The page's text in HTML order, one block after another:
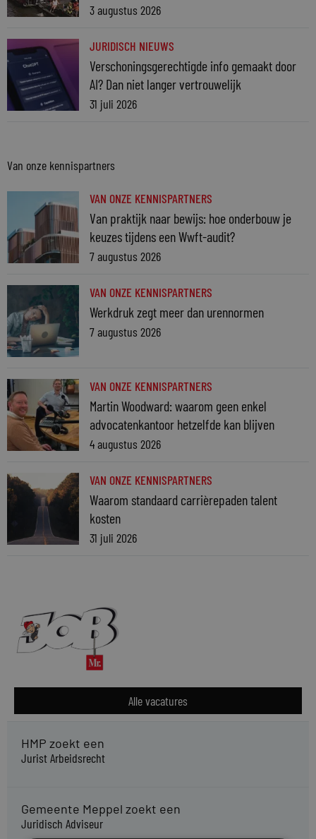
3 augustus 2026
JURIDISCH NIEUWS
Verschoningsgerechtigde info gemaakt door
AI? Dan niet langer vertrouwelijk
31 juli 2026
Van onze kennispartners
VAN ONZE KENNISPARTNERS
Van praktijk naar bewijs: hoe onderbouw je
keuzes tijdens een Wwft-audit?
7 augustus 2026
VAN ONZE KENNISPARTNERS
Werkdruk zegt meer dan urennormen
7 augustus 2026
VAN ONZE KENNISPARTNERS
Martin Woodward: waarom geen enkel
advocatenkantoor hetzelfde kan blijven
4 augustus 2026
VAN ONZE KENNISPARTNERS
Waarom standaard carrièrepaden talent
kosten
31 juli 2026
Alle vacatures
HMP zoekt een
Jurist Arbeidsrecht
Gemeente Meppel zoekt een
Juridisch Adviseur